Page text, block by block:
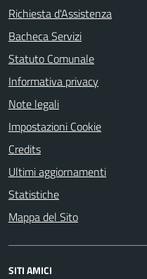
Richiesta d'Assistenza
Bacheca Servizi
Statuto Comunale
Informativa privacy
Note legali
Impostazioni Cookie
Credits
Ultimi aggiornamenti
Statistiche
Mappa del Sito
SITI AMICI